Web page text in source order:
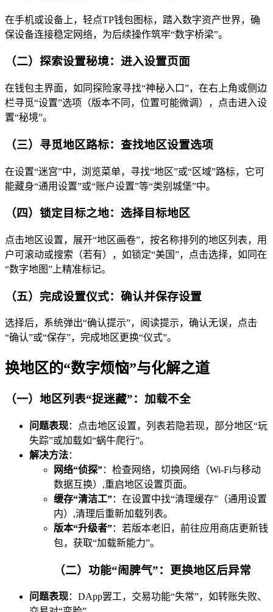
在手机或设备上，轻点TP钱包图标，踏入数字资产世界，确
保设备连接稳定网络，为后续操作筑牢“数字桥梁”。
（二）探索设置秘境：进入设置页面
在钱包主界面，如同探险家寻找“神秘入口”，在右上角或侧边
栏寻觅“设置”选项（版本不同，位置可能微调），点击进入设
置“秘境”。
（三）寻觅地区路标：查找地区设置选项
在设置“迷宫”中，浏览菜单，寻找“地区”或“区域”路标，它可
能藏身“通用设置”或“账户设置”等“类别城堡”中。
（四）锁定目标之地：选择目标地区
点击地区设置，展开“地区画卷”，按名称排列的地区列表，用
户可滚动或搜索（若有），如锁定“美国”，点击选择，如同在
“数字地图”上精准标记。
（五）完成设置仪式：确认并保存设置
选择后，系统弹出“确认提示”，阅读提示，确认无误，点击
“确认”或“保存”，完成地区更换“仪式”。
换地区的“数字烦恼”与化解之道
（一）地区列表“捉迷藏”：加载不全
问题表现：点击地区设置，列表若隐若现，部分地区“玩
失踪”或加载如“蜗牛爬行”。
解决方法：
网络“侦探”：检查网络，切换网络（Wi-Fi与移动
数据互换）,重启地区设置页面。
缓存“清洁工”：在设置中找“清理缓存”（通用设置
内）,清理后重新加载列表。
版本“升级者”：若版本老旧，前往应用商店更新钱
包，获取“加载新能力”。
（二）功能“闹脾气”：更换地区后异常
问题表现：DApp罢工，交易功能“失常”，如转账失败、